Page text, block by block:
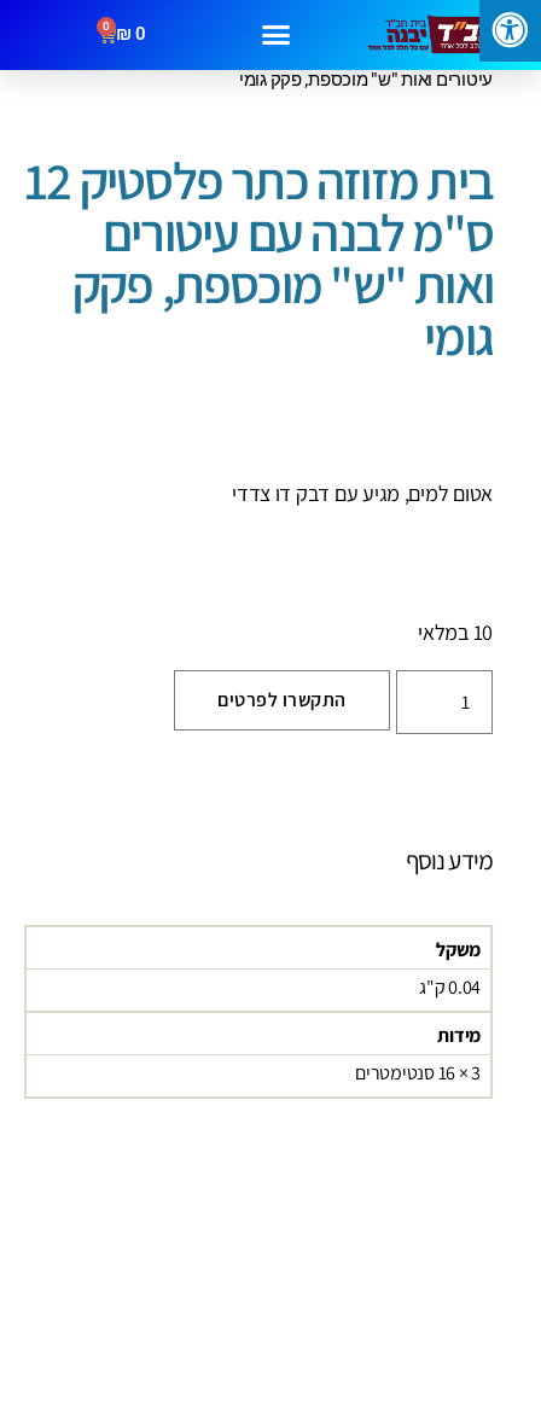
0
₪
0
עמוד הבית/בתי מזוזה
/ בית מזוזה כתר פלסטיק 12 ס"מ לבנה עם
עיטורים ואות "ש" מוכספת, פקק גומי
בית מזוזה כתר פלסטיק 12
ס"מ לבנה עם עיטורים
ואות "ש" מוכספת, פקק
גומי
אטום למים, מגיע עם דבק דו צדדי
10 במלאי
התקשרו לפרטים
מידע נוסף
משקל
0.04 ק"ג
מידות
3 × 16 סנטימטרים